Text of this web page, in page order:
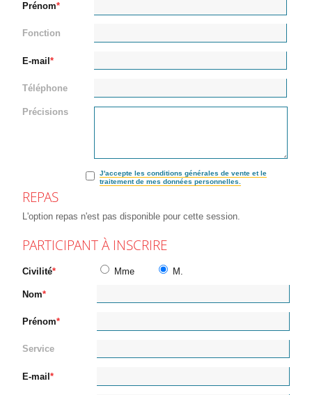
Prénom
Fonction
E-mail
Téléphone
Précisions
J'accepte les conditions générales de vente et le
traitement de mes données personnelles.
REPAS
L'option repas n'est pas disponible pour cette session.
PARTICIPANT À INSCRIRE
Civilité Mme M.
Nom
Prénom
Service
E-mail